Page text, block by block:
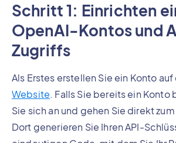
Schritt 1: Einrichten
OpenAI-Kontos und
Zugriffs
Als Erstes erstellen Sie ein Konto
Website. Falls Sie bereits ein Konto
Sie sich an und gehen Sie direkt
Dort generieren Sie Ihren API-